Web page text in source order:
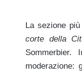
La sezione
corte della
Sommerbier.
moderazione: